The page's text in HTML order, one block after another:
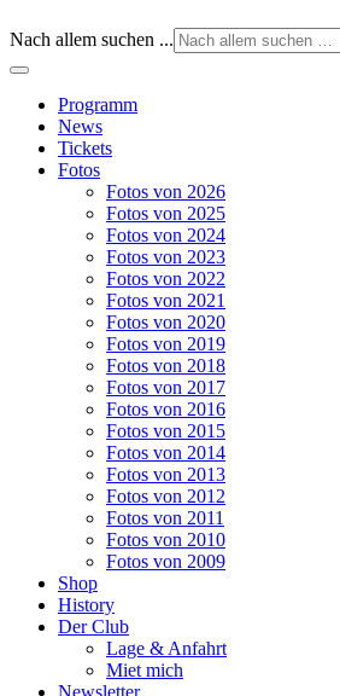
Nach allem suchen ...
Programm
News
Tickets
Fotos
Fotos von 2026
Fotos von 2025
Fotos von 2024
Fotos von 2023
Fotos von 2022
Fotos von 2021
Fotos von 2020
Fotos von 2019
Fotos von 2018
Fotos von 2017
Fotos von 2016
Fotos von 2015
Fotos von 2014
Fotos von 2013
Fotos von 2012
Fotos von 2011
Fotos von 2010
Fotos von 2009
Shop
History
Der Club
Lage & Anfahrt
Miet mich
Newsletter